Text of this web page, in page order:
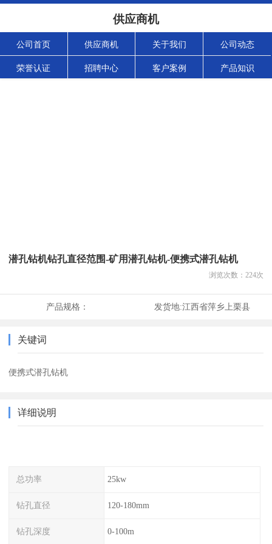
供应商机
公司首页 供应商机 关于我们 公司动态
荣誉认证 招聘中心 客户案例 产品知识
潜孔钻机钻孔直径范围-矿用潜孔钻机-便携式潜孔钻机
浏览次数： 224次
产品规格： 发货地:江西省萍乡上栗县
关键词
便携式潜孔钻机
详细说明
总功率 25kw
钻孔直径 120-180mm
钻孔深度 0-100m